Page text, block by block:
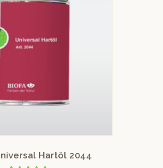
Hartöl 2044